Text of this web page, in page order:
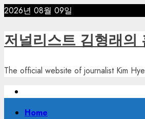
Skip
content
2026년 08월 09일
저널리스트 김형래의
The official website of journalist Kim
PrimaryHome